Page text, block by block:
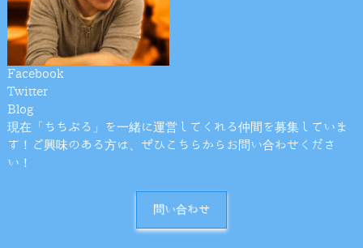
Facebook
Twitter
Blog
現在「ちちぶる」を一緒に運営してくれる仲間を募集していま
す！ご興味のある方は、ぜひこちらからお問い合わせくださ
い！
問い合わせ